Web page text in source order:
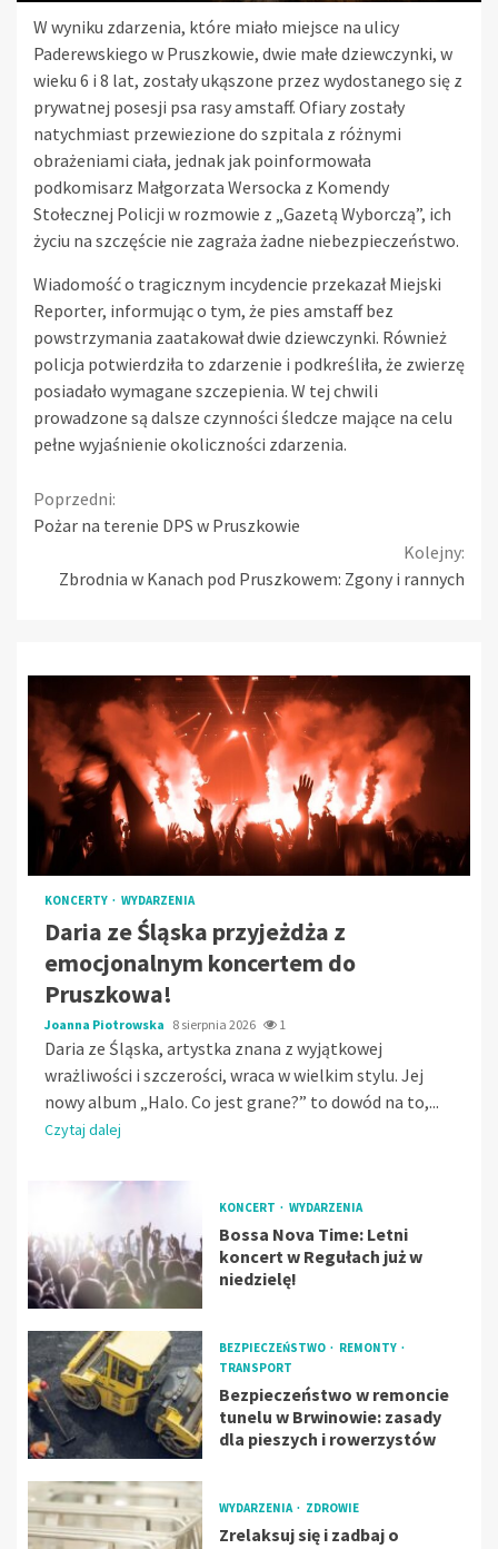
W wyniku zdarzenia, które miało miejsce na ulicy
Paderewskiego w Pruszkowie, dwie małe dziewczynki, w
wieku 6 i 8 lat, zostały ukąszone przez wydostanego się z
prywatnej posesji psa rasy amstaff. Ofiary zostały
natychmiast przewiezione do szpitala z różnymi
obrażeniami ciała, jednak jak poinformowała
podkomisarz Małgorzata Wersocka z Komendy
Stołecznej Policji w rozmowie z „Gazetą Wyborczą”, ich
życiu na szczęście nie zagraża żadne niebezpieczeństwo.
Wiadomość o tragicznym incydencie przekazał Miejski
Reporter, informując o tym, że pies amstaff bez
powstrzymania zaatakował dwie dziewczynki. Również
policja potwierdziła to zdarzenie i podkreśliła, że zwierzę
posiadało wymagane szczepienia. W tej chwili
prowadzone są dalsze czynności śledcze mające na celu
pełne wyjaśnienie okoliczności zdarzenia.
Continue
Poprzedni:
Pożar na terenie DPS w Pruszkowie
Kolejny:
Zbrodnia w Kanach pod Pruszkowem: Zgony i rannych
KONCERTY WYDARZENIA
Daria ze Śląska przyjeżdża z
emocjonalnym koncertem do
Pruszkowa!
Joanna Piotrowska 8 sierpnia 2026 1
Daria ze Śląska, artystka znana z wyjątkowej
wrażliwości i szczerości, wraca w wielkim stylu. Jej
nowy album „Halo. Co jest grane?” to dowód na to,...
Czytaj dalej
KONCERT WYDARZENIA
Bossa Nova Time: Letni
koncert w Regułach już w
niedzielę!
BEZPIECZEŃSTWO
REMONTY
TRANSPORT
Bezpieczeństwo w remoncie
tunelu w Brwinowie: zasady
dla pieszych i rowerzystów
WYDARZENIA ZDROWIE
Zrelaksuj się i zadbaj o